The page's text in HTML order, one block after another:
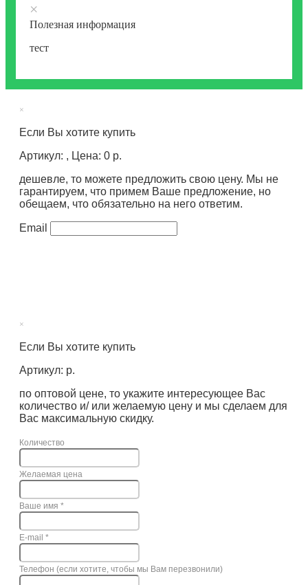
×
Полезная информация
тест
×
Если Вы хотите купить
Артикул: , Цена: 0 р.
дешевле, то можете предложить свою цену. Мы не
гарантируем, что примем Ваше предложение, но
обещаем, что обязательно на него ответим.
Email
×
Если Вы хотите купить
Артикул: р.
по оптовой цене, то укажите интересующее Вас
количество и/ или желаемую цену и мы сделаем для
Вас максимальную скидку.
Количество
Желаемая цена
Ваше имя *
E-mail *
Телефон (если хотите, чтобы мы Вам перезвонили)